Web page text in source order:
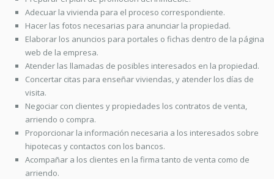
Adecuar la vivienda para el proceso correspondiente.
Hacer las fotos necesarias para anunciar la propiedad.
Elaborar los anuncios para portales o fichas dentro de la página
web de la empresa.
Atender las llamadas de posibles interesados en la propiedad.
Concertar citas para enseñar viviendas, y atender los días de
visita.
Negociar con clientes y propiedades los contratos de venta,
arriendo o compra.
Proporcionar la información necesaria a los interesados sobre
hipotecas y contactos con los bancos.
Acompañar a los clientes en la firma tanto de venta como de
arriendo.